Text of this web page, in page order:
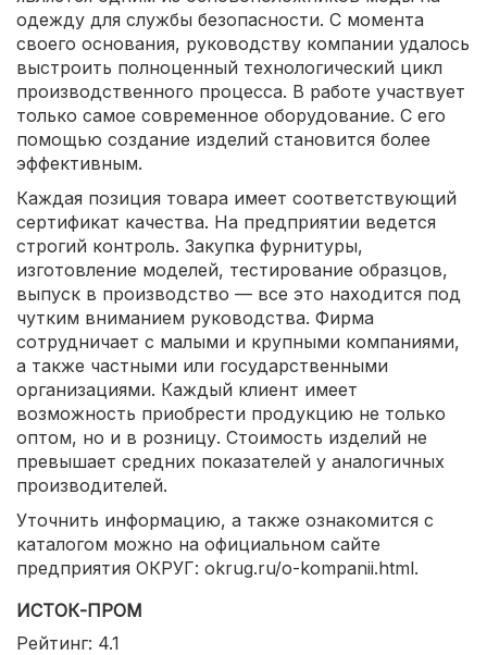
одежду для службы безопасности. С момента
своего основания, руководству компании удалось
выстроить полноценный технологический цикл
производственного процесса. В работе участвует
только самое современное оборудование. С его
помощью создание изделий становится более
эффективным.
Каждая позиция товара имеет соответствующий
сертификат качества. На предприятии ведется
строгий контроль. Закупка фурнитуры,
изготовление моделей, тестирование образцов,
выпуск в производство — все это находится под
чутким вниманием руководства. Фирма
сотрудничает с малыми и крупными компаниями,
а также частными или государственными
организациями. Каждый клиент имеет
возможность приобрести продукцию не только
оптом, но и в розницу. Стоимость изделий не
превышает средних показателей у аналогичных
производителей.
Уточнить информацию, а также ознакомится с
каталогом можно на официальном сайте
предприятия ОКРУГ: okrug.ru/o-kompanii.html.
ИСТОК-ПРОМ
Рейтинг: 4.1